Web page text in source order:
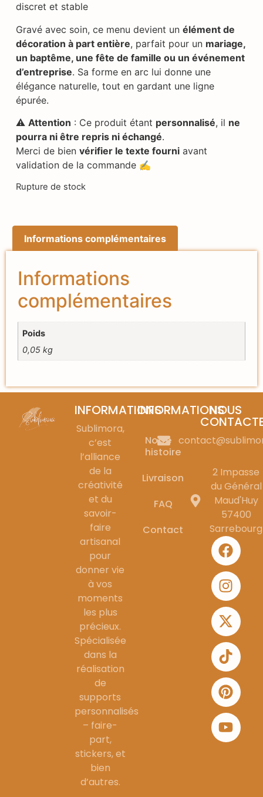
discret et stable
Gravé avec soin, ce menu devient un élément de
décoration à part entière, parfait pour un mariage,
un baptême, une fête de famille ou un événement
d’entreprise. Sa forme en arc lui donne une
élégance naturelle, tout en gardant une ligne
épurée.
⚠️ Attention : Ce produit étant personnalisé, il ne
pourra ni être repris ni échangé.
Merci de bien vérifier le texte fourniavant
validation de la commande ✍️
Rupture de stock
Informations complémentaires
Informations
complémentaires
Poids
0,05 kg
INFORMATIONS
Sublimora,
c’est
l’alliance
de la
créativité
et du
savoir-
faire
artisanal
pour
donner vie
à vos
moments
les plus
précieux.
Spécialisée
dans la
réalisation
de
supports
personnalisés
– faire-
part,
stickers, et
bien
d’autres.
INFORMATIONS
Notre
histoire
Livraison
FAQ
Contact
NOUS
2 Impasse
du Général
Maud'Huy
57400
Sarrebourg